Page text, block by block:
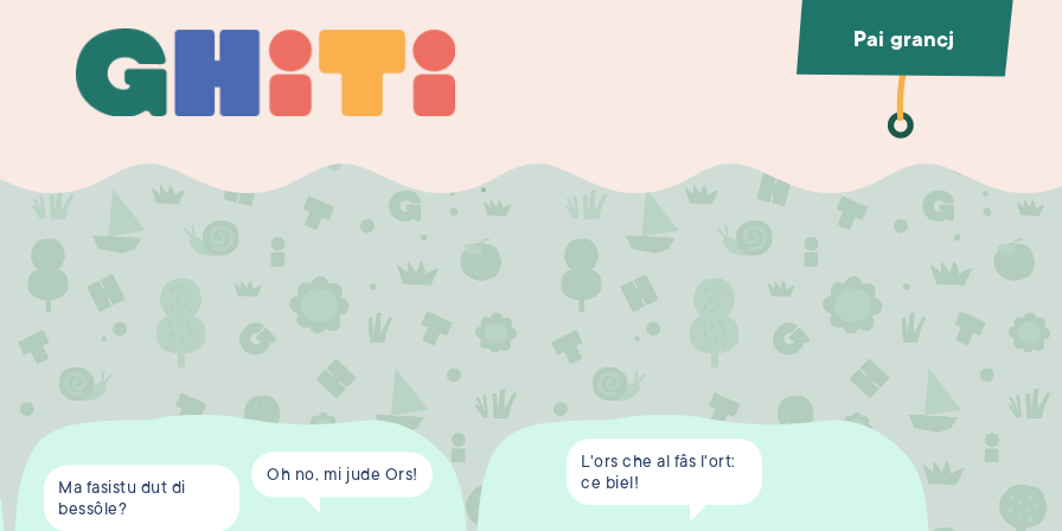
Ghiti
Ghiti Pai grancj
Ma fasistu dut di
bessôle?
Oh no, mi jude Ors!
L'ors che al fâs l'ort:
ce biel!